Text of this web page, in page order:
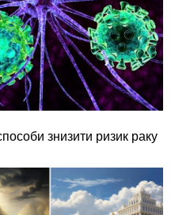
знизити ризик раку